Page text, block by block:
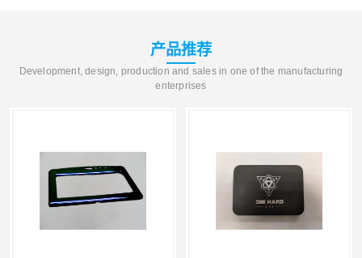
产品推荐
Development, design, production and sales in one of the manufacturing
enterprises